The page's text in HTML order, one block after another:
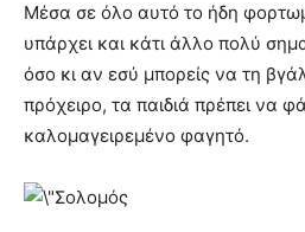
Μέσα σε όλο αυτό το ήδη
υπάρχει και κάτι άλλο πολύ
όσο κι αν εσύ μπορείς να τη
πρόχειρο, τα παιδιά πρέπει να
καλομαγειρεμένο φαγητό.